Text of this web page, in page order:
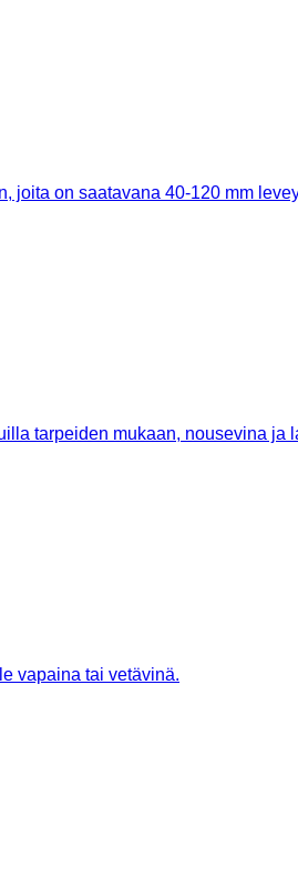
joita on saatavana 40-120 mm
tarpeiden mukaan, nousevina ja
vapaina tai vetävinä.